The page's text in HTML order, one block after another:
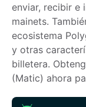
বাংলা
Español
Português (Brasil)
Español
enviar, recibir e
mainets.
ecosistema
y otras
billetera.
(Matic) ahora